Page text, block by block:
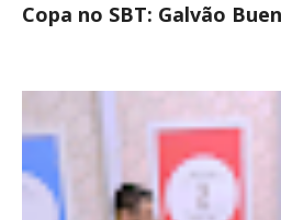
Copa no SBT: Galvão